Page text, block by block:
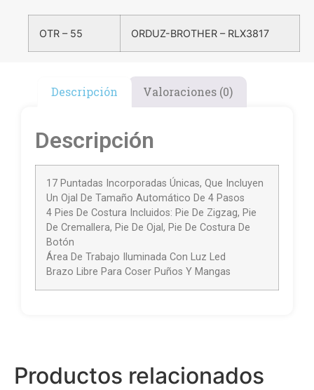
OTR – 55 ORDUZ-BROTHER – RLX3817
Descripción Valoraciones (0)
Descripción
17 Puntadas Incorporadas Únicas, Que Incluyen
Un Ojal De Tamaño Automático De 4 Pasos
4 Pies De Costura Incluidos: Pie De Zigzag, Pie
De Cremallera, Pie De Ojal, Pie De Costura De
Botón
Área De Trabajo Iluminada Con Luz Led
Brazo Libre Para Coser Puños Y Mangas
Productos relacionados